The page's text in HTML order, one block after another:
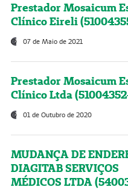
Prestador Mosaicum
Clínico Eireli
07 de Maio de 2021
Prestador Mosaicum
Clínico Ltda
01 de Outubro de 2020
MUDANÇA DE
DIAGITAB SERVIÇOS
MÉDICOS LTDA